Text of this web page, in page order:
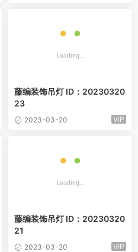
藤编装饰吊灯 ID：20230320
23
2023-03-20 VIP
藤编装饰吊灯 ID：20230320
21
2023-03-20 VIP